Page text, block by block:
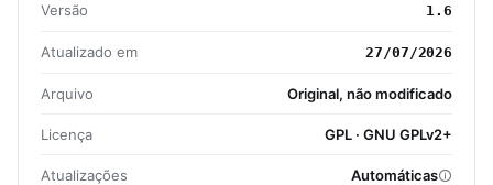
Versão 1.6
Atualizado em 27/07/2026
Arquivo Original, não modificado
Licença GPL · GNU GPLv2+
Atualizações Automáticas